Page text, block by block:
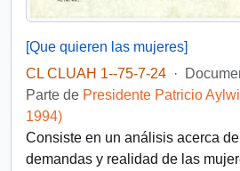
[Que quieren las mujeres]
CL CLUAH 1--75-7-24 ·
Parte de Presidente Patricio
1994)
Consiste en un análisis acerca
demandas y realidad de las